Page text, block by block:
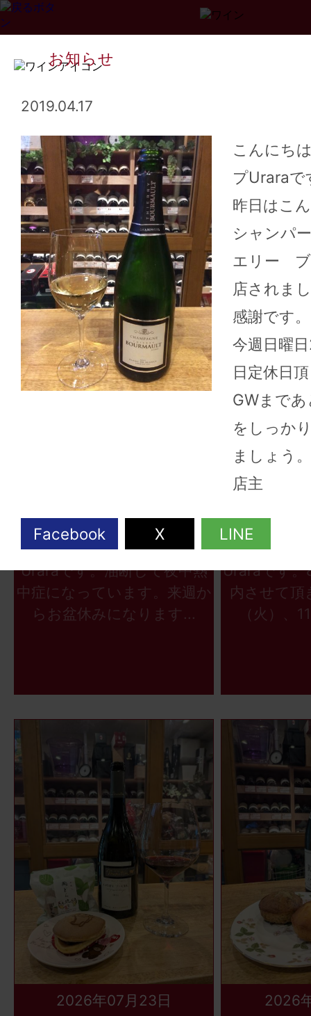
Page 1 2 3 ... 34 >>
2026年08月06日
こんにちは、ワインショップ
Uraraです。油断して夜中熱
中症になっています。来週か
らお盆休みになります...
2026
こんにちは
Uraraです。
内させて頂
（火）、
2026年07月23日
2026
お知らせ
2019.04.17
こんにち
プUraraで
昨日はこ
シャンパ
エリー ブ
店されま
感謝です。
今週日曜
日定休日
GWまで
をしっか
ましょう。
店主